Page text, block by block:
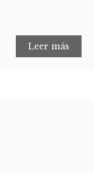
Leer más